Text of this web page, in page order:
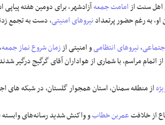
اهل سنت ازامامت جمعهآزادشهر، برای دومین هفته پیاپی
به رغم حضور پرتعدادنیروهای امنیتی، دست به تجمع
،نیروهای انتظامیو امنیتی اززمان شروعنماز جمعه
مراسم، با شماری از هواداران آقای گرگیج درگیر
از منطقه سمنان، استان همجوار گلستان، در شبکه
از خلافتعمربن خطابو واکنش شدید رسانه‌های وابسته